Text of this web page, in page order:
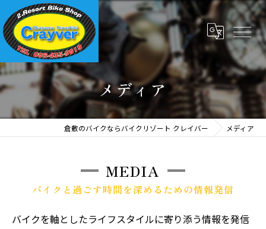
メディア
倉敷のバイクならバイクリゾート クレイバー メディア
MEDIA
バイクと過ごす時間を深めるための情報発信
バイクを軸としたライフスタイルに寄り添う情報を発信